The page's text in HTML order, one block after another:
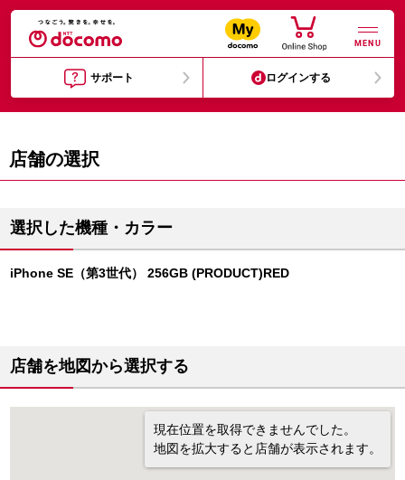
MENU
サポート ログインする
店舗の選択
選択した機種・カラー
iPhone SE（第3世代） 256GB (PRODUCT)RED
店舗を地図から選択する
現在位置を取得できませんでした。
地図を拡大すると店舗が表示されます。